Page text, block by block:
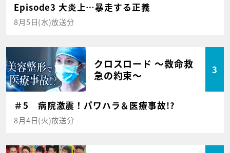
Episode3 大炎上…暴走する正義
8月5日(水)放送分
クロスロード ～救命救
急の約束～
3
＃5 病院激震！パワハラ＆医療事故!?
8月4日(火)放送分